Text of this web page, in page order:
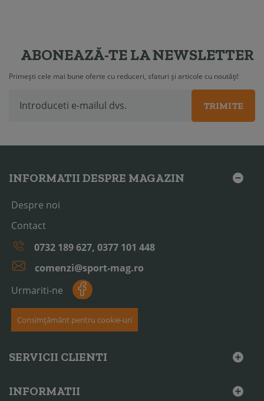
ABONEAZĂ-TE LA NEWSLETTER
Primești cele mai bune oferte cu reduceri, sfaturi și articole cu noutăți!
TRIMITE
INFORMATII DESPRE MAGAZIN
Despre noi
Contact
0732 189 627, 0377 101 448
comenzi@sport-mag.ro
Urmariti-ne
Consimțământ pentru cookie-uri
SERVICII CLIENTI
INFORMATII